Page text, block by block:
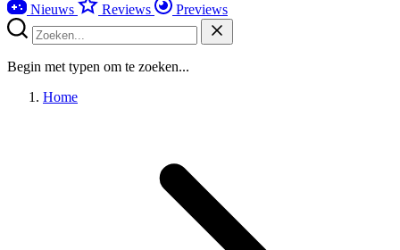
Nieuws
Reviews Previews
Begin met typen om te zoeken...
Home